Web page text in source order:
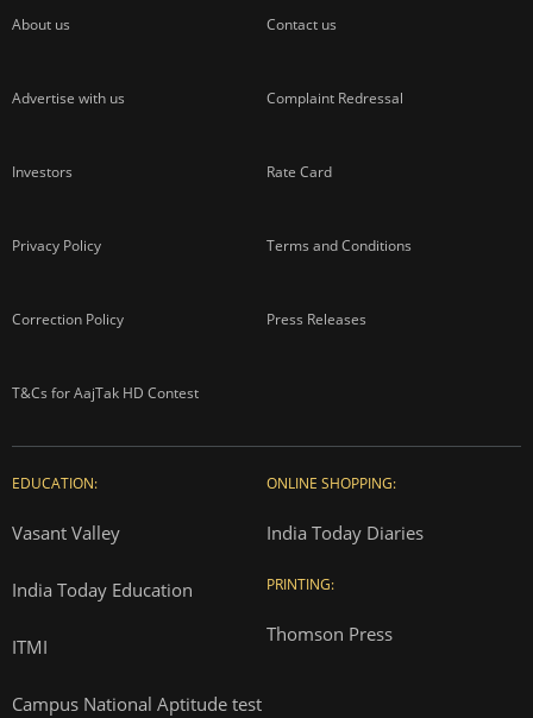
About us Contact us
Advertise with us Complaint Redressal
Investors Rate Card
Privacy Policy Terms and Conditions
Correction Policy Press Releases
T&Cs for AajTak HD Contest
EDUCATION:
Vasant Valley
India Today Education
ITMI
Campus National Aptitude test
ONLINE SHOPPING:
India Today Diaries
PRINTING:
Thomson Press